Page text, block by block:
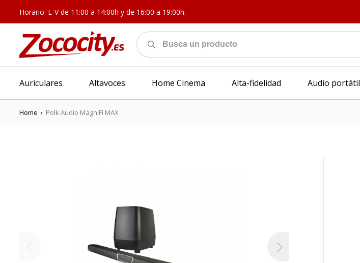
Horario: L-V de 11:00 a 14:00h y de 16:00 a 19:00h.
Auriculares Altavoces Home Cinema Alta-fidelidad Audio portátil
Home › Polk Audio MagniFi MAX